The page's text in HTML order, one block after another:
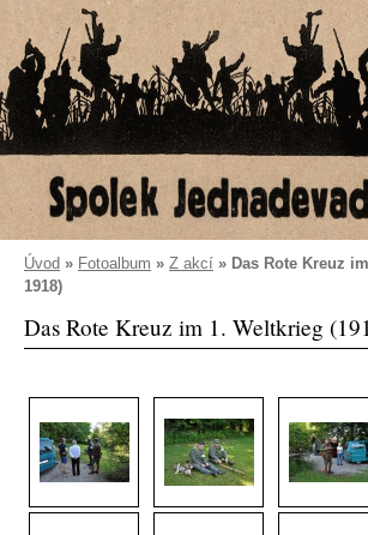
Úvod » Fotoalbum » Z akcí » Das Rote Kreuz
1918)
Das Rote Kreuz im 1. Weltkrieg